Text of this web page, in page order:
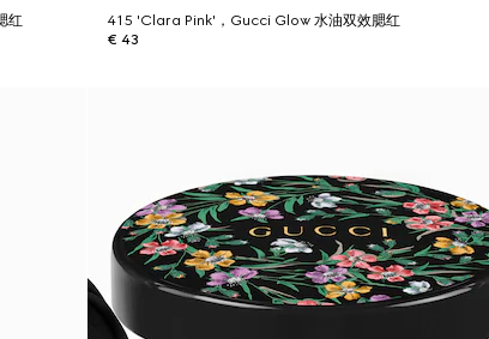
红
415 'Clara Pink'，Gucci Glow 水油双效腮红
€ 43